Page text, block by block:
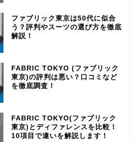
ファブリック東京は50代に似合
う？評判やスーツの選び方を徹底
解説！
FABRIC TOKYO (ファブリック
東京)の評判は悪い？口コミなど
を徹底調査！
FABRIC TOKYO(ファブリック
東京)とディファレンスを比較！
10項目で違いを解説します！